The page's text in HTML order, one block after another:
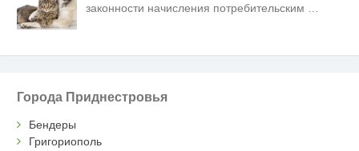
законности начисления потребительским
Города Приднестровья
Бендеры
Григориополь